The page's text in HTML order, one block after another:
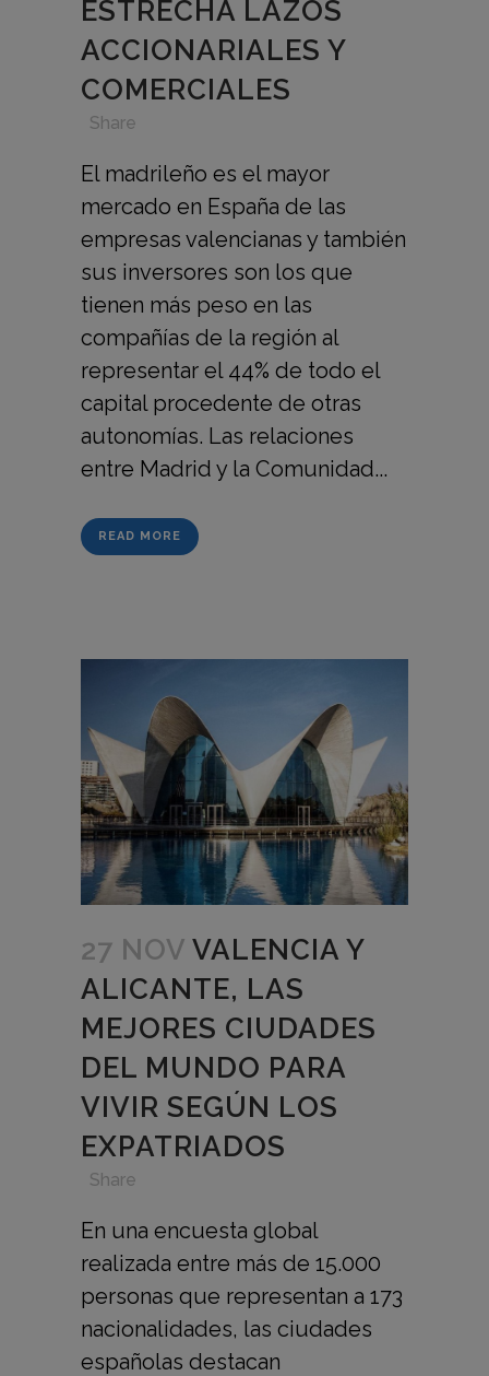
ESTRECHA LAZOS
ACCIONARIALES Y
COMERCIALES
Share
El madrileño es el mayor
mercado en España de las
empresas valencianas y también
sus inversores son los que
tienen más peso en las
compañías de la región al
representar el 44% de todo el
capital procedente de otras
autonomías. Las relaciones
entre Madrid y la Comunidad...
READ MORE
27 NOV VALENCIA Y
ALICANTE, LAS
MEJORES CIUDADES
DEL MUNDO PARA
VIVIR SEGÚN LOS
EXPATRIADOS
Share
En una encuesta global
realizada entre más de 15.000
personas que representan a 173
nacionalidades, las ciudades
españolas destacan